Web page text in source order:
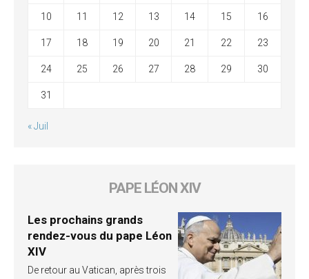
10 11 12 13 14 15 16
17 18 19 20 21 22 23
24 25 26 27 28 29 30
31
« Juil
PAPE LÉON XIV
Les prochains grands
rendez-vous du pape Léon
XIV
De retour au Vatican, après trois